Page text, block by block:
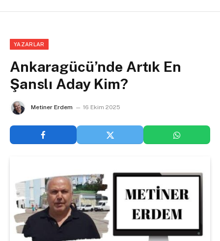
YAZARLAR
Ankaragücü’nde Artık En
Şanslı Aday Kim?
Metiner Erdem 16 Ekim 2025